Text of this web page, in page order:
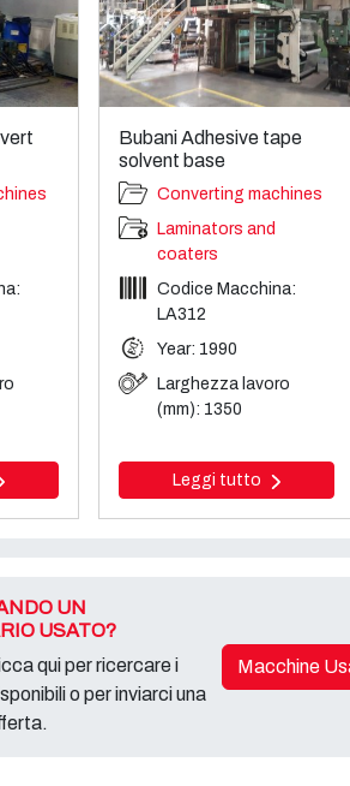
Bubani Adhesive tape
solvent base
Converting machines
Laminators and
coaters
Codice Macchina:
LA312
Year: 1990
Larghezza lavoro
(mm): 1350
Leggi tutto
UN
USATO?
qui per ricercare i
o per inviarci una
Macchine